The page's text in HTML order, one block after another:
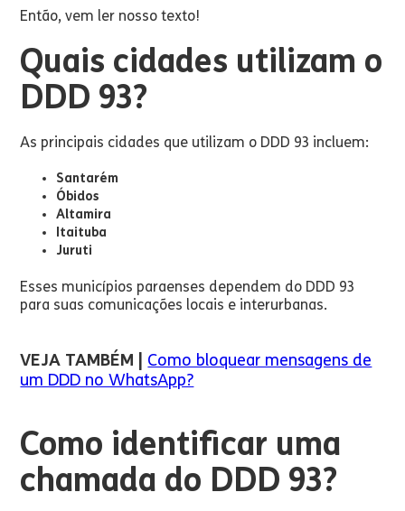
Então, vem ler nosso texto!
Quais cidades utilizam o
DDD 93?
As principais cidades que utilizam o DDD 93 incluem:
Santarém
Óbidos
Altamira
Itaituba
Juruti
Esses municípios paraenses dependem do DDD 93
para suas comunicações locais e interurbanas.
VEJA TAMBÉM |
Como bloquear mensagens de
um DDD no WhatsApp?
Como identificar uma
chamada do DDD 93?